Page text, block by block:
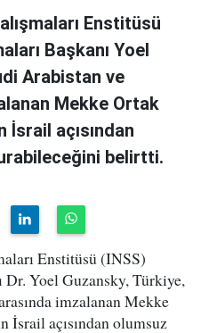
Enstitüsü
Başkanı Yoel
Arabistan ve
Mekke Ortak
İsrail açısından
belirtti.
Enstitüsü (INSS)
Dr. Yoel Guzansky, Türkiye,
imzalanan Mekke
İsrail açısından olumsuz